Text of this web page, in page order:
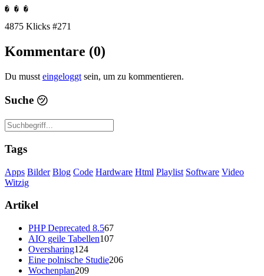
� � �
4875 Klicks #271
Kommentare (0)
Du musst eingeloggt sein, um zu kommentieren.
Suche ㋡
Tags
Apps Bilder Blog Code Hardware Html Playlist Software Video
Witzig
Artikel
PHP Deprecated 8.567
AIO geile Tabellen107
Oversharing124
Eine polnische Studie206
Wochenplan209